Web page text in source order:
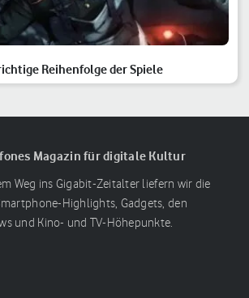
Reihenfolge der Spiele
Magazin für digitale Kultur
Weg ins Gigabit-Zeitalter liefern wir die
Highlights, Gadgets, den
und Kino- und TV-Höhepunkte.